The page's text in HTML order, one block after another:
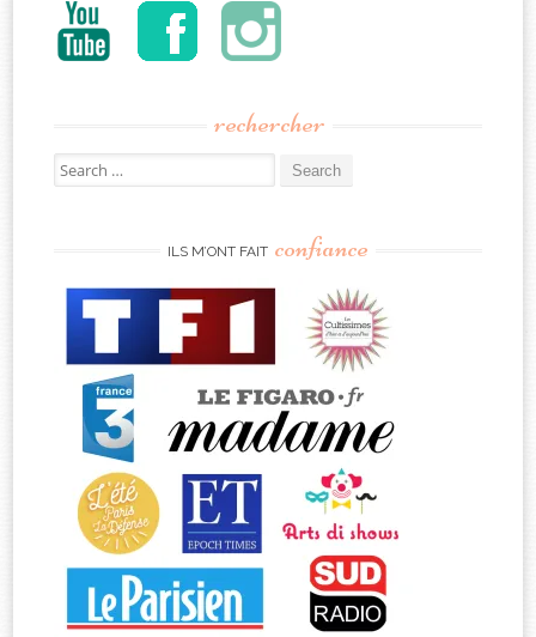
rechercher
Search
for:
ILS M’ONT FAIT confiance